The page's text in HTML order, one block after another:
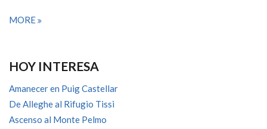
MORE
HOY INTERESA
Amanecer en Puig Castellar
De Alleghe al Rifugio Tissi
Ascenso al Monte Pelmo